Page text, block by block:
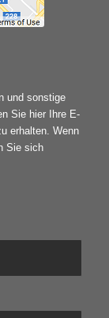
und sonstige
Sie hier Ihre E-
erhalten. Wenn
Sie sich